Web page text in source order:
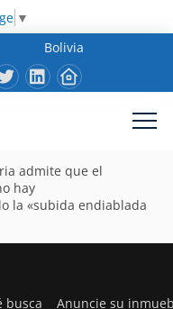
▼
Bolivia
admite que el
hay
la «subida endiablada
busca Anuncie su